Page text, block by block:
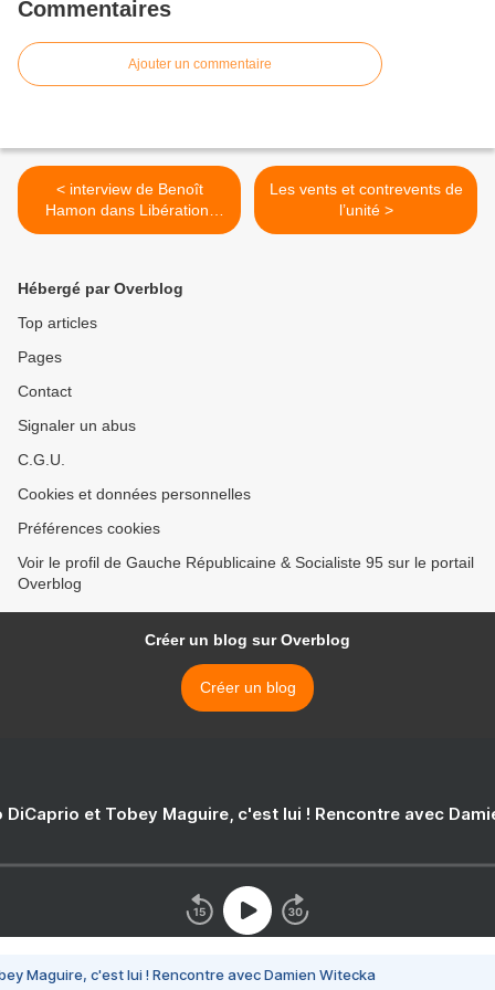
Commentaires
Ajouter un commentaire
< interview de Benoît
Hamon dans Libération,
jeudi 2 juillet 2009
Les vents et contrevents de
l’unité >
Hébergé par Overblog
Top articles
Pages
Contact
Signaler un abus
C.G.U.
Cookies et données personnelles
Préférences cookies
Voir le profil de Gauche Républicaine & Socialiste 95 sur le portail
Overblog
Créer un blog sur Overblog
Créer un blog
DiCaprio et Tobey Maguire, c'est lui ! Rencontre avec
Maguire, c'est lui ! Rencontre avec Damien Witecka